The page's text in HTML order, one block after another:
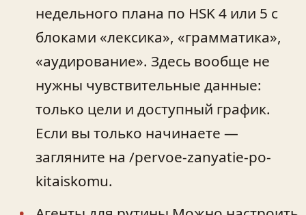
недельного плана по HSK 4 или 5 с
блоками «лексика», «грамматика»,
«аудирование». Здесь вообще не
нужны чувствительные данные:
только цели и доступный график.
Если вы только начинаете —
загляните на /pervoe-zanyatie-po-
kitaiskomu.